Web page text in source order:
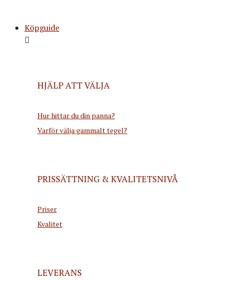
Köpguide
HJÄLP ATT VÄLJA
Hur hittar du din panna?
Varför välja gammalt tegel?
PRISSÄTTNING & KVALITETSNIVÅ
Priser
Kvalitet
LEVERANS